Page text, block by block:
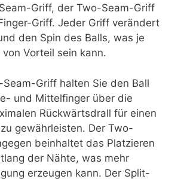
Griff, der Two-Seam-Griff
Griff. Jeder Griff verändert
den Spin des Balls, was je
Vorteil sein kann.
Seam-Griff halten Sie den Ball
und Mittelfinger über die
Rückwärtsdrall für einen
gewährleisten. Der Two-
beinhaltet das Platzieren
der Nähte, was mehr
erzeugen kann. Der Split-